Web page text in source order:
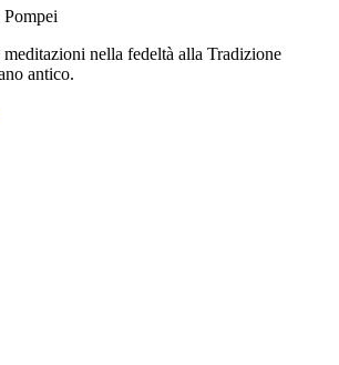
meditazioni nella fedeltà alla Tradizione
antico.